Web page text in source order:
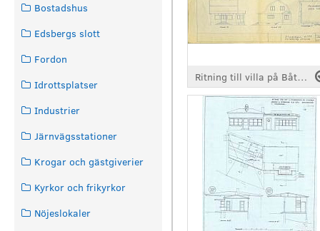
Bostadshus
Edsbergs slott
Fordon
Idrottsplatser
Industrier
Järnvägsstationer
Krogar och gästgiverier
Kyrkor och frikyrkor
Nöjeslokaler
Ritning till villa på Båtsmansvägen 10